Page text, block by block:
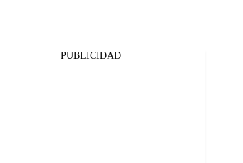
PUBLICIDAD